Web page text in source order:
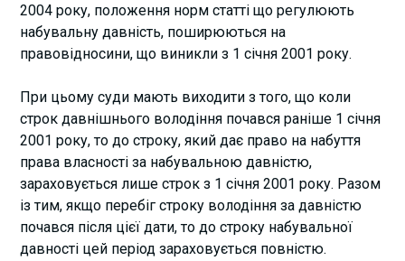
2004 року, положення норм статті що регулюють
набувальну давність, поширюються на
правовідносини, що виникли з 1 січня 2001 року.
При цьому суди мають виходити з того, що коли
строк давнішнього володіння почався раніше 1 січня
2001 року, то до строку, який дає право на набуття
права власності за набувальною давністю,
зараховується лише строк з 1 січня 2001 року. Разом
із тим, якщо перебіг строку володіння за давністю
почався після цієї дати, то до строку набувальної
давності цей період зараховується повністю.